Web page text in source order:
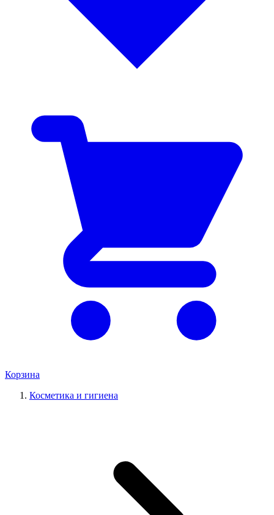
Корзина
Косметика и гигиена